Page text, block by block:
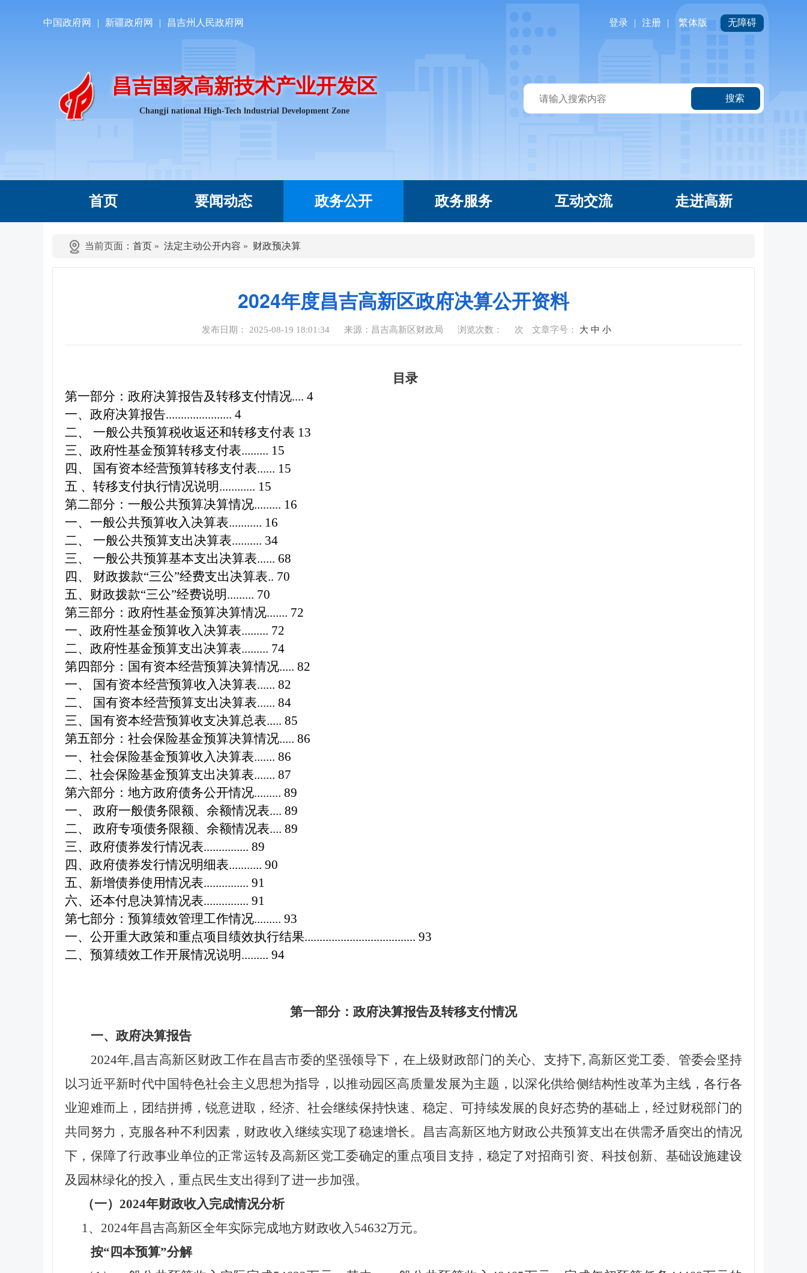
中国政府网 | 新疆政府网 | 昌吉州人民政府网 登录 | 注册 | 繁体版 无障碍
昌吉国家高新技术产业开发区
Changji national High-Tech lndustrial Development Zone
搜索
首页 要闻动态 政务公开 政务服务 互动交流 走进高新
当前页面： 首页 » 法定主动公开内容 » 财政预决算
2024年度昌吉高新区政府决算公开资料
发布日期： 2025-08-19 18:01:34 来源：昌吉高新区财政局 浏览次数： 次 文章字号： 大 中 小
目录
第一部分：政府决算报告及转移支付情况.... 4
一、政府决算报告...................... 4
二、
一般公共预算税收返还和转移支付表 13
三、政府性基金预算转移支付表......... 15
四、
国有资本经营预算转移支付表...... 15
五 、转移支付执行情况说明............ 15
第二部分：一般公共预算决算情况......... 16
一、一般公共预算收入决算表........... 16
二、
一般公共预算支出决算表.......... 34
三、
一般公共预算基本支出决算表...... 68
四、
财政拨款“三公”经费支出决算表.. 70
五、财政拨款“三公”经费说明......... 70
第三部分：政府性基金预算决算情况....... 72
一、政府性基金预算收入决算表......... 72
二、政府性基金预算支出决算表......... 74
第四部分：国有资本经营预算决算情况..... 82
一、
国有资本经营预算收入决算表...... 82
二、
国有资本经营预算支出决算表...... 84
三、
国有资本经营预算收支决算总表..... 85
第五部分：社会保险基金预算决算情况..... 86
一、社会保险基金预算收入决算表....... 86
二、社会保险基金预算支出决算表....... 87
第六部分：地方政府债务公开情况......... 89
一、
政府一般债务限额、余额情况表.... 89
二、
政府专项债务限额、余额情况表.... 89
三、政府债券发行情况表............... 89
四、政府债券发行情况明细表........... 90
五、新增债券使用情况表............... 91
六、还本付息决算情况表............... 91
第七部分：预算绩效管理工作情况......... 93
一、公开重大政策和重点项目绩效执行结果..................................... 93
二、预算绩效工作开展情况说明......... 94
第一部分：政府决算报告及转移支付情况
一、政府决算报告
2024年,昌吉高新区财政工作在昌吉市委的坚强领导下，在上级财政部门的关心、支持下, 高新区党工委、管委会坚持
以习近平新时代中国特色社会主义思想为指导，以推动园区高质量发展为主题，以深化供给侧结构性改革为主线，各行各
业迎难而上，团结拼搏，锐意进取，经济、社会继续保持快速、稳定、可持续发展的良好态势的基础上，经过财税部门的
共同努力，克服各种不利因素，财政收入继续实现了稳速增长。昌吉高新区地方财政公共预算支出在供需矛盾突出的情况
下，保障了行政事业单位的正常运转及高新区党工委确定的重点项目支持，稳定了对招商引资、科技创新、基础设施建设
及园林绿化的投入，重点民生支出得到了进一步加强。
（一）2024年财政收入完成情况分析
1、2024年昌吉高新区全年实际完成地方财政收入54632万元。
按“四本预算”分解